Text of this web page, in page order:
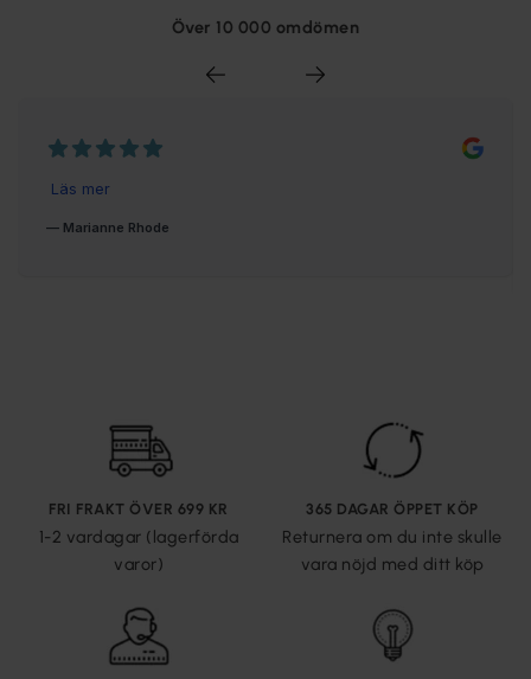
Över 10 000 omdömen
FRI FRAKT ÖVER 699 KR
1-2 vardagar (lagerförda
varor)
365 DAGAR ÖPPET KÖP
Returnera om du inte skulle
vara nöjd med ditt köp